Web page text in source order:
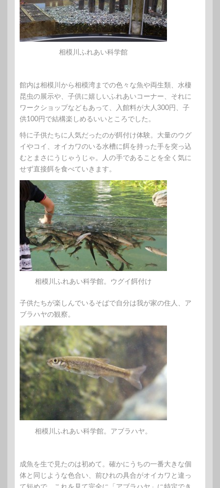
相模川ふれあい科学館
館内は相模川から相模湾までの色々な魚や両生類、水棲
昆虫の展示や、子供に嬉しいふれあいコーナー、それに
ワークショップなどもあって、入館料が大人300円、子
供100円で結構楽しめるいいところでした。
特に子供たちに人気だったのが餌付け体験。大量のウグ
イやコイ、オイカワのいる水槽に餌を持った手を突っ込
むとまさにうじゃうじゃ。人の手であることを全く気に
せず直接餌を食べていきます。
相模川ふれあい科学館。ウグイ餌付け
子供たちが楽しんでいるそばで自分は我が家の住人、ア
ブラハヤの観察。
相模川ふれあい科学館。アブラハヤ。
成魚を生で見たのは初めて。確かにうちの一番大きな個
体と同じような色合い、前ひれの具合がオイカワと違っ